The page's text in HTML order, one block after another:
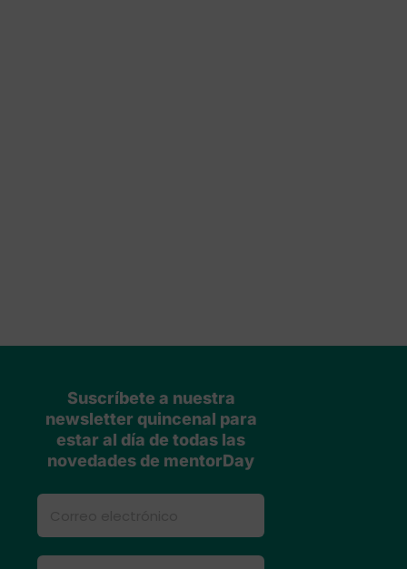
Suscríbete a nuestra
newsletter quincenal para
estar al día de todas las
novedades de mentorDay